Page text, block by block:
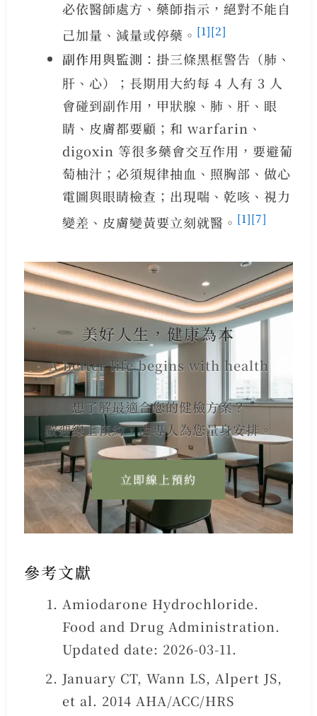
必依醫師處方、藥師指示，絕對不能自
己加量、減量或停藥。 [1][2]
副作用與監測 ：掛三條黑框警告（肺、
肝、心）；長期用大約每 4 人有 3 人
會碰到副作用，甲狀腺、肺、肝、眼
睛、皮膚都要顧；和 warfarin、
digoxin 等很多藥會交互作用，要避葡
萄柚汁；必須規律抽血、照胸部、做心
電圖與眼睛檢查；出現喘、乾咳、視力
變差、皮膚變黃要立刻就醫。 [1][7]
美好人生，健康為本
A better life begins with health
想了解最適合您的健檢方案？
歡迎線上預約，由專人為您量身安排。
立即線上預約
參考文獻
Amiodarone Hydrochloride.
Food and Drug Administration.
Updated date: 2026-03-11.
January CT, Wann LS, Alpert JS,
et al. 2014 AHA/ACC/HRS